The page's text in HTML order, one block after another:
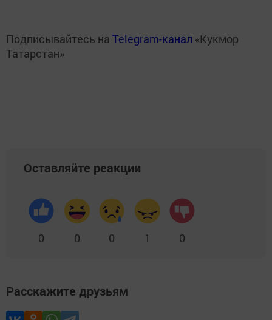
Подписывайтесь на Telegram-канал «Кукмор
Татарстан»
Оставляйте реакции
0 0 0 1 0
Расскажите друзьям